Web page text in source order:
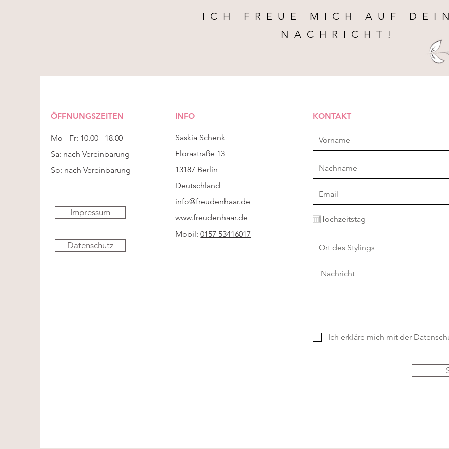
Natural Makeup & Hairstyling | Brautstyling | Brautmakeup & Brautfrisur |
ÖFFNUNGSZEITEN
Mo - Fr: 10.00 - 18.00
Sa: nach Vereinbarung
So: nach Vereinbarung
Impressum
Datenschutz
INFO
Saskia Schenk
Florastraße 13
13187 Berlin
Deutschland
info@freudenhaar.de
www.freudenhaar.de
Mobil:0157 53416017
KONTAKT
Ich erkläre mich mit der
ICH FREUE MICH AUF
NACHRICHT!